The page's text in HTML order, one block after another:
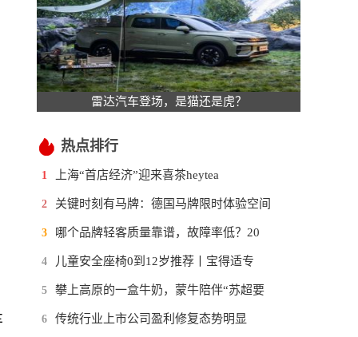
雷达汽车登场，是猫还是虎？
热点排行
1 上海“首店经济”迎来喜茶heytea
2 关键时刻有马牌：德国马牌限时体验空间
3 哪个品牌轻客质量靠谱，故障率低？20
4 儿童安全座椅0到12岁推荐丨宝得适专
5 攀上高原的一盒牛奶，蒙牛陪伴“苏超要
6 传统行业上市公司盈利修复态势明显